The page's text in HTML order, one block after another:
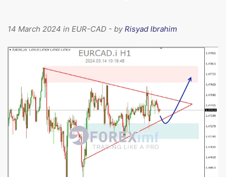
14 March 2024 in EUR-CAD - byRisyad Ibrahim